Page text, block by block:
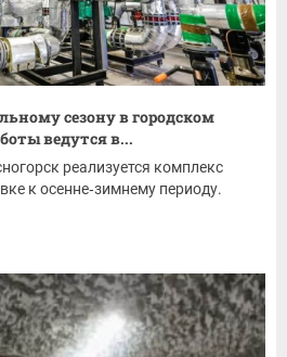
сезону в городском
ведутся в...
реализуется комплекс
к осенне‑зимнему периоду.